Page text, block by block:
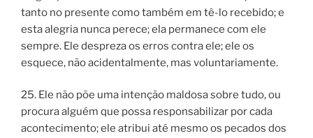
tanto no presente como também em tê-lo recebido; e
esta alegria nunca perece; ela permanece com ele
sempre. Ele despreza os erros contra ele; ele os
esquece, não acidentalmente, mas voluntariamente.
25. Ele não põe uma intenção maldosa sobre tudo, ou
procura alguém que possa responsabilizar por cada
acontecimento; ele atribui até mesmo os pecados dos